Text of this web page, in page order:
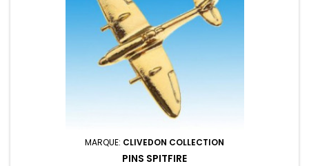
MARQUE: CLIVEDON COLLECTION
PINS SPITFIRE